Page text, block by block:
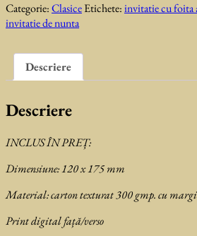
nunta
Latvia
Categorie:ClasiceEtichete:invitatie cu foita
invitatie de nunta
Descriere
Descriere
INCLUS ÎN PREȚ:
Dimensiune: 120 x 175 mm
Material: carton texturat 300 gmp. cu
Print digital față/verso